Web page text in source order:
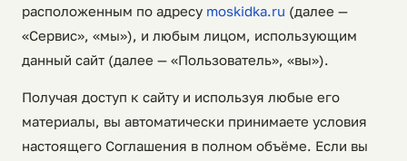
расположенным по адресу moskidka.ru (далее —
«Сервис», «мы»), и любым лицом, использующим
данный сайт (далее — «Пользователь», «вы»).
Получая доступ к сайту и используя любые его
материалы, вы автоматически принимаете условия
настоящего Соглашения в полном объёме. Если вы